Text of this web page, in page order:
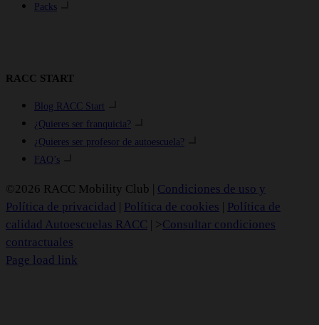
Packs
RACC START
Blog RACC Start
¿Quieres ser franquicia?
¿Quieres ser profesor de autoescuela?
FAQ’s
©2026 RACC Mobility Club | Condiciones de uso y
Política de privacidad
Política de cookies
Política de
calidad Autoescuelas RACC | >Consultar condiciones
contractuales
Page load link